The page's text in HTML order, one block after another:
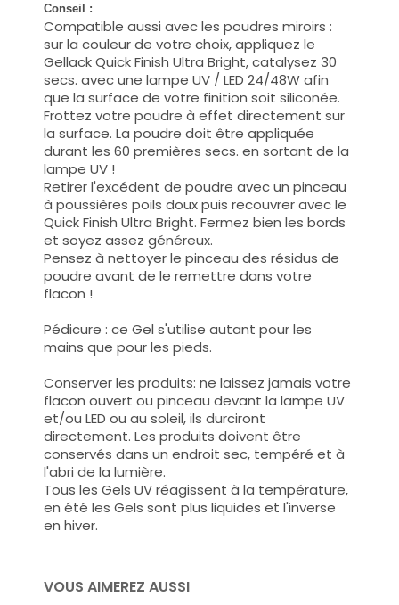
Conseil :
Compatible aussi avec les poudres miroirs :
sur la couleur de votre choix, appliquez le
Gellack Quick Finish Ultra Bright, catalysez 30
secs. avec une lampe UV / LED 24/48W afin
que la surface de votre finition soit siliconée.
Frottez votre poudre à effet directement sur
la surface. La poudre doit être appliquée
durant les 60 premières secs. en sortant de la
lampe UV !
Retirer l'excédent de poudre avec un pinceau
à poussières poils doux puis recouvrer avec le
Quick Finish Ultra Bright. Fermez bien les bords
et soyez assez généreux.
Pensez à nettoyer le pinceau des résidus de
poudre avant de le remettre dans votre
flacon !
Pédicure : ce Gel s'utilise autant pour les
mains que pour les pieds.
Conserver les produits: ne laissez jamais votre
flacon ouvert ou pinceau devant la lampe UV
et/ou LED ou au soleil, ils durciront
directement. Les produits doivent être
conservés dans un endroit sec, tempéré et à
l'abri de la lumière.
Tous les Gels UV réagissent à la température,
en été les Gels sont plus liquides et l'inverse
en hiver.
VOUS AIMEREZ AUSSI